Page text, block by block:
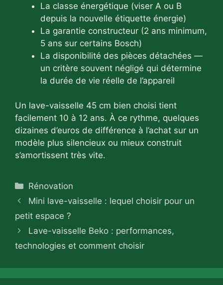
La classe énergétique (viser A ou B
depuis la nouvelle étiquette énergie)
La garantie constructeur (2 ans minimum,
5 ans sur certains Bosch)
La disponibilité des pièces détachées —
un critère souvent négligé qui détermine
la durée de vie réelle de l’appareil
Un lave-vaisselle 45 cm bien choisi tient
facilement 10 à 12 ans. À ce rythme, quelques
dizaines d’euros de différence à l’achat sur un
modèle plus silencieux ou mieux construit
s’amortissent très vite.
Catégories
Rénovation
Mini lave-vaisselle : lequel choisir pour un
petit espace ?
Lave-vaisselle Beko : performances,
technologies et comment choisir